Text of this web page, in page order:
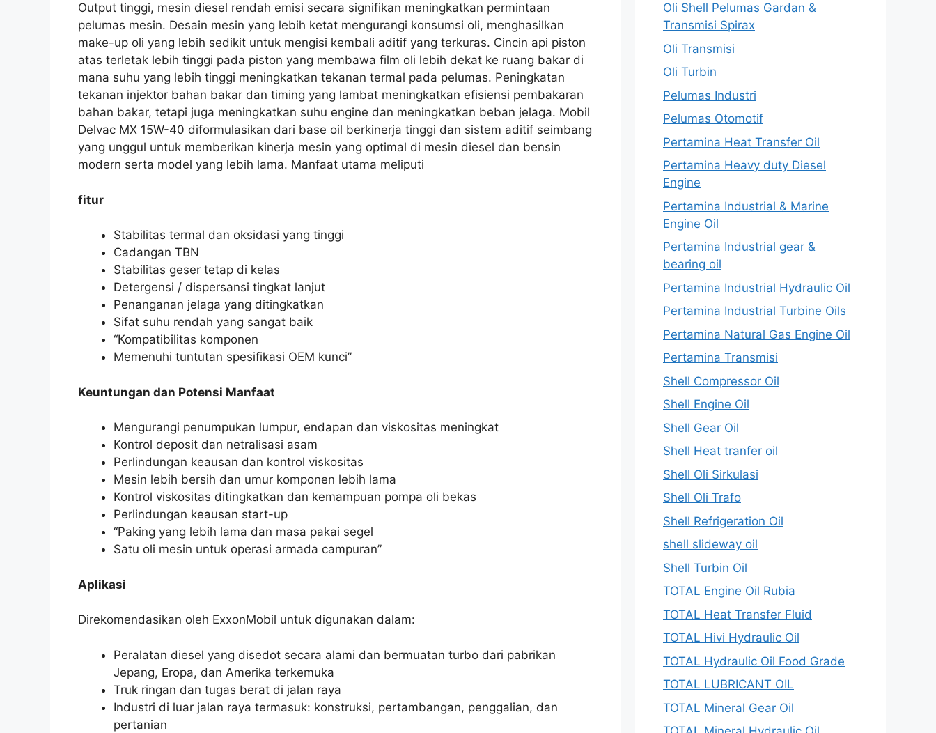
Output tinggi, mesin diesel rendah emisi secara signifikan meningkatkan permintaan
pelumas mesin. Desain mesin yang lebih ketat mengurangi konsumsi oli, menghasilkan
make-up oli yang lebih sedikit untuk mengisi kembali aditif yang terkuras. Cincin api piston
atas terletak lebih tinggi pada piston yang membawa film oli lebih dekat ke ruang bakar di
mana suhu yang lebih tinggi meningkatkan tekanan termal pada pelumas. Peningkatan
tekanan injektor bahan bakar dan timing yang lambat meningkatkan efisiensi pembakaran
bahan bakar, tetapi juga meningkatkan suhu engine dan meningkatkan beban jelaga. Mobil
Delvac MX 15W-40 diformulasikan dari base oil berkinerja tinggi dan sistem aditif seimbang
yang unggul untuk memberikan kinerja mesin yang optimal di mesin diesel dan bensin
modern serta model yang lebih lama. Manfaat utama meliputi
fitur
Stabilitas termal dan oksidasi yang tinggi
Cadangan TBN
Stabilitas geser tetap di kelas
Detergensi / dispersansi tingkat lanjut
Penanganan jelaga yang ditingkatkan
Sifat suhu rendah yang sangat baik
“Kompatibilitas komponen
Memenuhi tuntutan spesifikasi OEM kunci”
Keuntungan dan Potensi Manfaat
Mengurangi penumpukan lumpur, endapan dan viskositas meningkat
Kontrol deposit dan netralisasi asam
Perlindungan keausan dan kontrol viskositas
Mesin lebih bersih dan umur komponen lebih lama
Kontrol viskositas ditingkatkan dan kemampuan pompa oli bekas
Perlindungan keausan start-up
“Paking yang lebih lama dan masa pakai segel
Satu oli mesin untuk operasi armada campuran”
Aplikasi
Direkomendasikan oleh ExxonMobil untuk digunakan dalam:
Peralatan diesel yang disedot secara alami dan bermuatan turbo dari pabrikan
Jepang, Eropa, dan Amerika terkemuka
Truk ringan dan tugas berat di jalan raya
Industri di luar jalan raya termasuk: konstruksi, pertambangan, penggalian, dan
pertanian
Oli Shell Pelumas Gardan &
Transmisi Spirax
Oli Transmisi
Oli Turbin
Pelumas Industri
Pelumas Otomotif
Pertamina Heat Transfer Oil
Pertamina Heavy duty Diesel
Engine
Pertamina Industrial & Marine
Engine Oil
Pertamina Industrial gear &
bearing oil
Pertamina Industrial Hydraulic Oil
Pertamina Industrial Turbine Oils
Pertamina Natural Gas Engine Oil
Pertamina Transmisi
Shell Compressor Oil
Shell Engine Oil
Shell Gear Oil
Shell Heat tranfer oil
Shell Oli Sirkulasi
Shell Oli Trafo
Shell Refrigeration Oil
shell slideway oil
Shell Turbin Oil
TOTAL Engine Oil Rubia
TOTAL Heat Transfer Fluid
TOTAL Hivi Hydraulic Oil
TOTAL Hydraulic Oil Food Grade
TOTAL LUBRICANT OIL
TOTAL Mineral Gear Oil